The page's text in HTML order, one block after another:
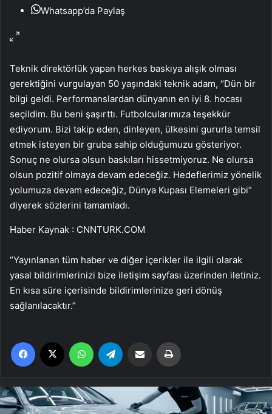
Whatsapp’da Paylaş
Teknik direktörlük yapan herkes baskıya alışık olması
gerektiğini vurgulayan 50 yaşındaki teknik adam, “Dün bir
bilgi geldi. Performanslardan dünyanın en iyi 8. hocası
seçildim. Bu beni şaşırttı. Futbolcularımıza teşekkür
ediyorum. Bizi takip eden, dinleyen, ülkesini gururla temsil
etmek isteyen bir gruba sahip olduğumuzu gösteriyor.
Sonuç ne olursa olsun baskıları hissetmiyoruz. Ne olursa
olsun pozitif olmaya devam edeceğiz. Hedeflerimiz yönelik
yolumuza devam edeceğiz, Dünya Kupası Elemeleri gibi”
diyerek sözlerini tamamladı.
Haber Kaynak : CNNTURK.COM
“Yayınlanan tüm haber ve diğer içerikler ile ilgili olarak
yasal bildirimlerinizi bize iletişim sayfası üzerinden iletiniz.
En kısa süre içerisinde bildirimlerinize geri dönüş
sağlanılacaktır.”
Facebook WhatsApp Email'den paylaş